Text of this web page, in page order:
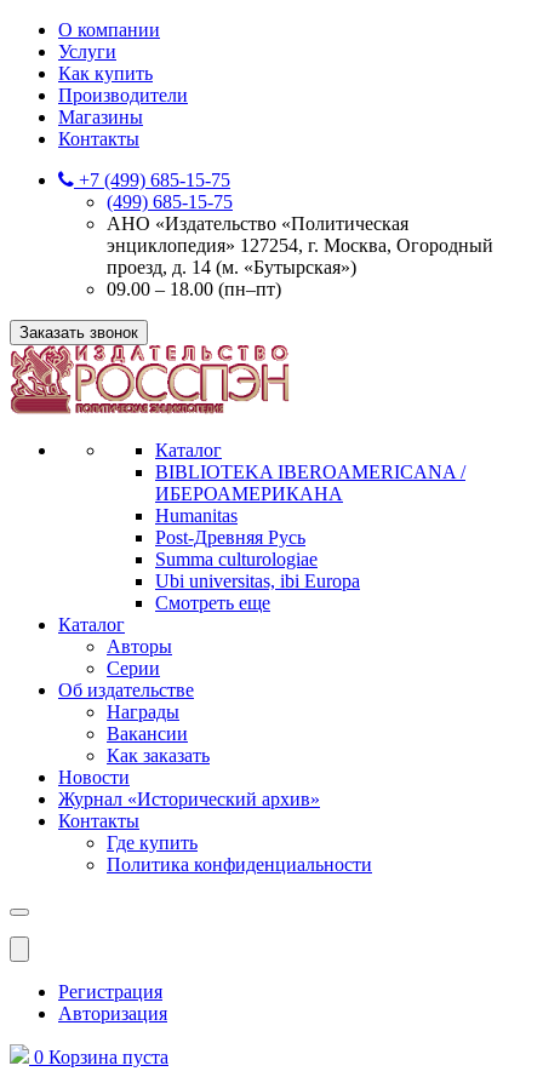
О компании
Услуги
Как купить
Производители
Магазины
Контакты
+7 (499) 685-15-75
(499) 685-15-75
АНО «Издательство «Политическая
энциклопедия» 127254, г. Москва, Огородный
проезд, д. 14 (м. «Бутырская»)
09.00 – 18.00 (пн–пт)
Заказать звонок
Каталог
BIBLIOTEKA IBEROAMERICANA /
ИБЕРОАМЕРИКАНА
Humanitas
Post-Древняя Русь
Summa culturologiae
Ubi universitas, ibi Europa
Смотреть еще
Каталог
Авторы
Серии
Об издательстве
Награды
Вакансии
Как заказать
Новости
Журнал «Исторический архив»‎
Контакты
Где купить
Политика конфиденциальности
Меню
Регистрация
Авторизация
0 Корзина пуста